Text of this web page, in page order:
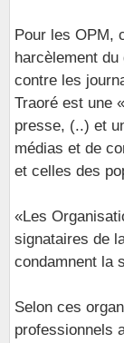
Pour les OPM,
harcèlement
contre les
Traoré est une
presse, (..) et
médias et de
et celles des
«Les
signataires de
condamnent la
Selon ces
professionnels